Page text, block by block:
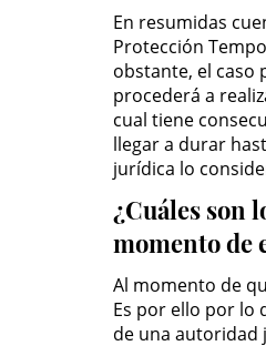
En resumidas
Protección
obstante, el caso
procederá a
cual tiene
llegar a durar
jurídica lo
¿Cuáles son
momento de
Al momento de
Es por ello por lo
de una autoridad